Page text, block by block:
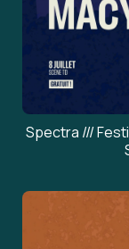
Spectra ///